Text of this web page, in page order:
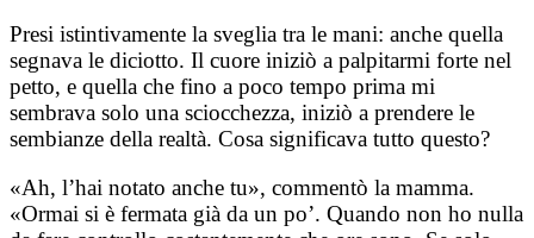
Presi istintivamente la sveglia tra le mani: anche quella
segnava le diciotto. Il cuore iniziò a palpitarmi forte nel
petto, e quella che fino a poco tempo prima mi
sembrava solo una sciocchezza, iniziò a prendere le
sembianze della realtà. Cosa significava tutto questo?
«Ah, l’hai notato anche tu», commentò la mamma.
«Ormai si è fermata già da un po’. Quando non ho nulla